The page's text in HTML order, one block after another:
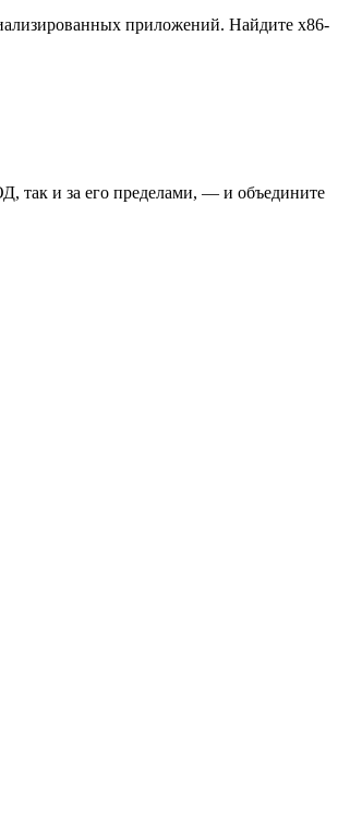
приложений. Найдите x86-
так и за его пределами, — и объедините